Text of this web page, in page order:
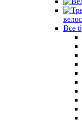
Все